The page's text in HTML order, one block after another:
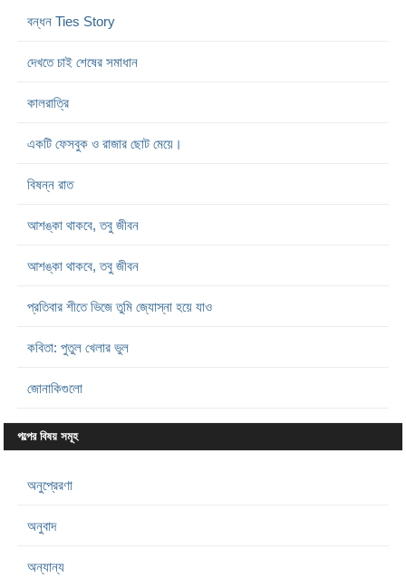
বন্ধন Ties Story
দেখতে চাই শেষের সমাধান
কালরাত্রি
একটি ফেসবুক ও রাজার ছোট মেয়ে।
বিষন্ন রাত
আশঙ্কা থাকবে, তবু জীবন
আশঙ্কা থাকবে, তবু জীবন
প্রতিবার শীতে ভিজে তুমি জ্যোস্না হয়ে যাও
কবিতা: পুতুল খেলার ভুল
জোনাকিগুলো
গল্পের বিষয় সমূহ
অনুপ্রেরণা
অনুবাদ
অন্যান্য